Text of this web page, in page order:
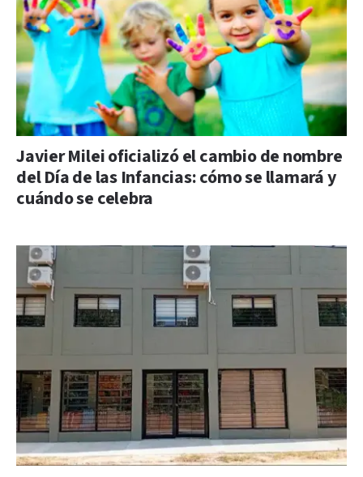
Javier Milei oficializó el cambio de nombre
del Día de las Infancias: cómo se llamará y
cuándo se celebra